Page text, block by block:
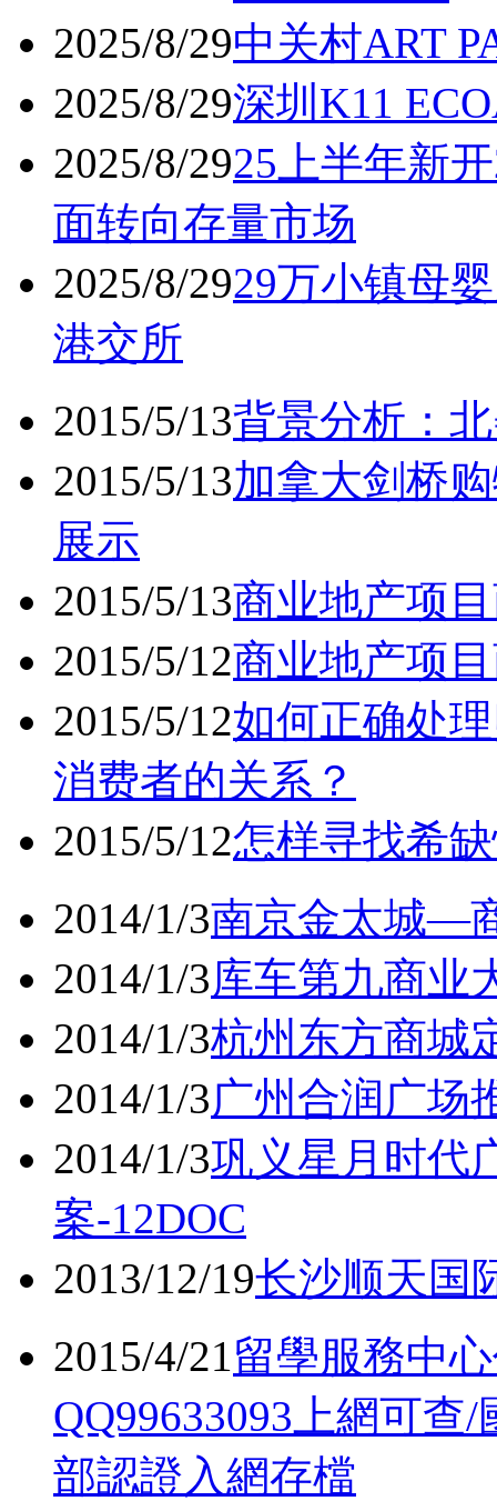
2025/8/29中关村ART
2025/8/29深圳K11
2025/8/2925上半年新
面转向存量市场
2025/8/2929万小镇母
港交所
2015/5/13背景分析：
2015/5/13加拿大剑桥
展示
2015/5/13商业地产项
2015/5/12商业地产项
2015/5/12如何正确处
消费者的关系？
2015/5/12怎样寻找希
2014/1/3南京金太城—
2014/1/3库车第九商业
2014/1/3杭州东方商城
2014/1/3广州合润广场
2014/1/3巩义星月时代
案-12DOC
2013/12/19长沙顺天国
2015/4/21留學服務中
QQ99633093上網可
部認證入網存檔